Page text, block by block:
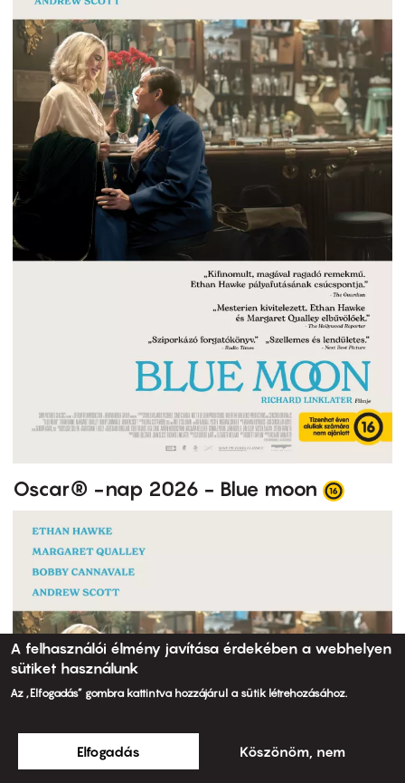
Oscar® -nap 2026 - Blue moon
A felhasználói élmény javítása érdekében a webhelyen
sütiket használunk
Az „Elfogadás” gombra kattintva hozzájárul a sütik létrehozásához.
Elfogadás Köszönöm, nem